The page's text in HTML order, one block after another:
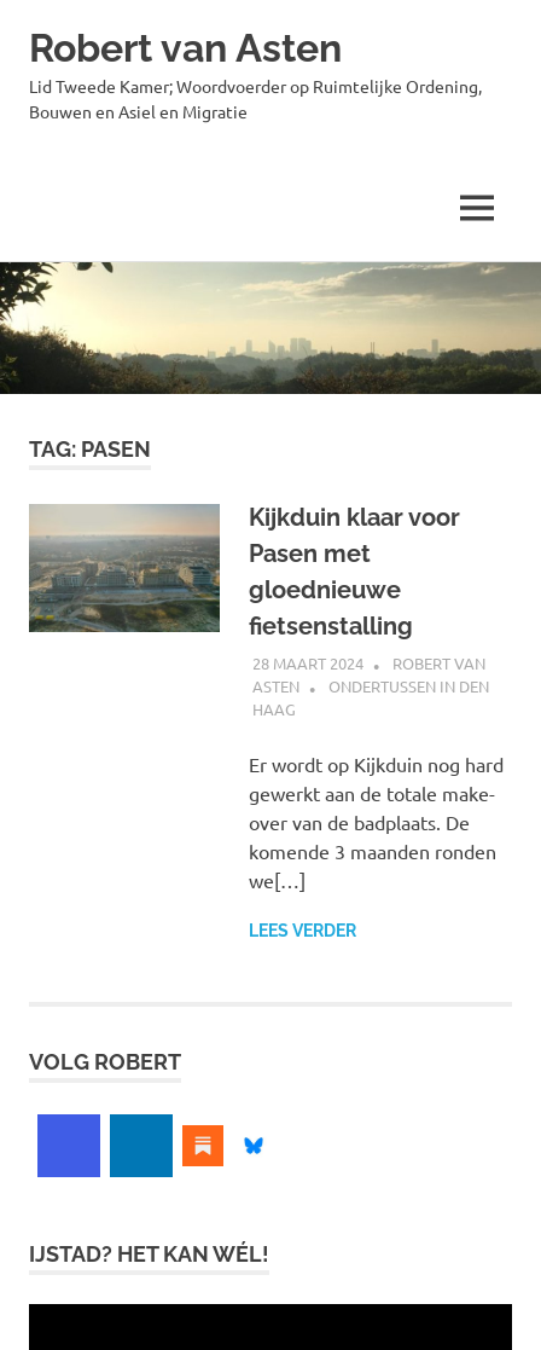
Ga
naar
de
inhoud
Robert van Asten
Lid Tweede Kamer; Woordvoerder op Ruimtelijke Ordening,
Bouwen en Asiel en Migratie
MENU
TAG: PASEN
Kijkduin klaar voor
Pasen met
gloednieuwe
fietsenstalling
28 MAART 2024
ROBERT VAN
ASTEN
ONDERTUSSEN IN DEN
HAAG
Er wordt op Kijkduin nog hard
gewerkt aan de totale make-
over van de badplaats. De
komende 3 maanden ronden
we[…]
LEES VERDER
VOLG ROBERT
IJSTAD? HET KAN WÉL!